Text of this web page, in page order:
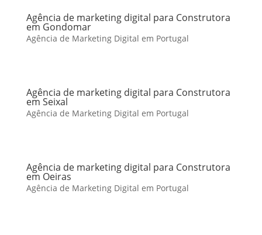
Agência de marketing digital para Construtora
em Gondomar
Agência de Marketing Digital em Portugal
Agência de marketing digital para Construtora
em Seixal
Agência de Marketing Digital em Portugal
Agência de marketing digital para Construtora
em Oeiras
Agência de Marketing Digital em Portugal